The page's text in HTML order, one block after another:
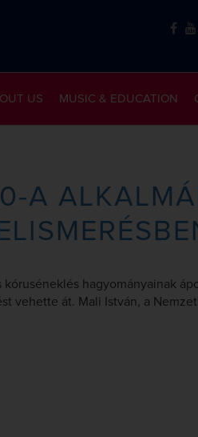
MUSIC & EDUCATION
US
A
hagyományainak
vehette át. Mali István, a